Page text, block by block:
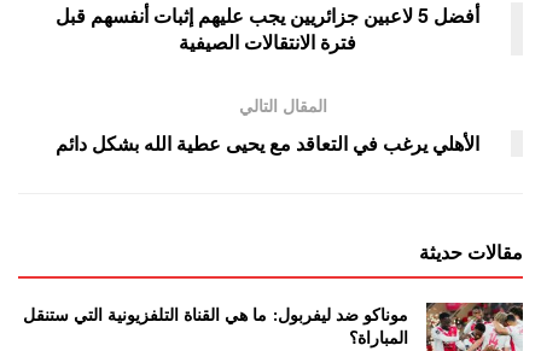
أفضل 5 لاعبين جزائريين يجب عليهم إثبات أنفسهم قبل
فترة الانتقالات الصيفية
المقال التالي
الأهلي يرغب في التعاقد مع يحيى عطية الله بشكل دائم
مقالات حديثة
موناكو ضد ليفربول: ما هي القناة التلفزيونية التي ستنقل
المباراة؟